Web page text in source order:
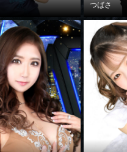
つばさ